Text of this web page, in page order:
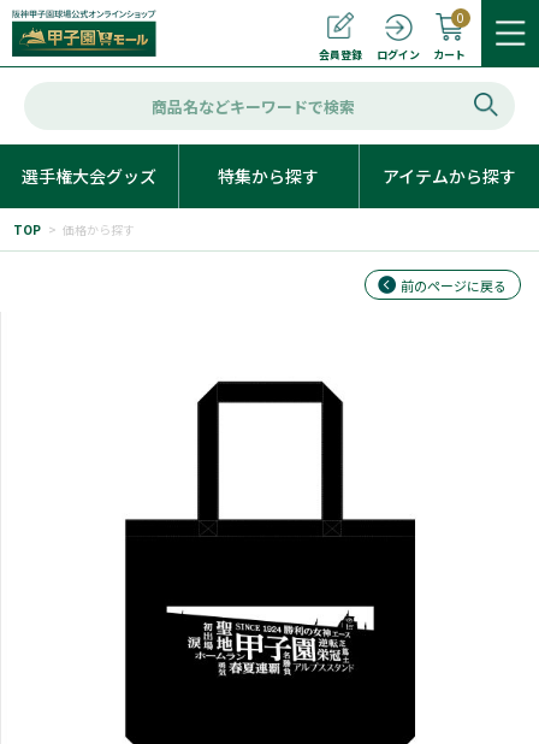
会員登録 ログイン カート
0
選手権大会グッズ 特集から探す アイテムから探す
TOP > 価格から探す
前のページに戻る